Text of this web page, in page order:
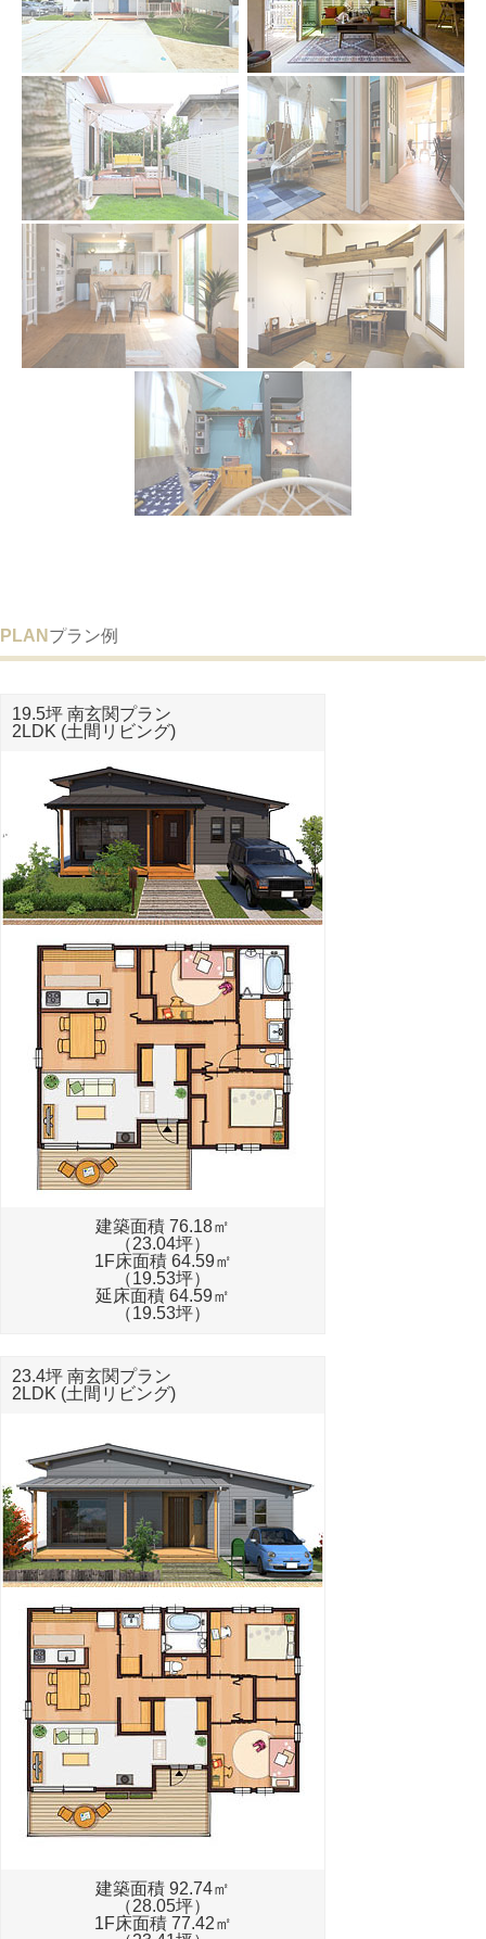
PLAN プラン例
19.5坪 南玄関プラン
2LDK (土間リビング)
建築面積 76.18㎡
（23.04坪）
1F床面積 64.59㎡
（19.53坪）
延床面積 64.59㎡
（19.53坪）
23.4坪 南玄関プラン
2LDK (土間リビング)
建築面積 92.74㎡
（28.05坪）
1F床面積 77.42㎡